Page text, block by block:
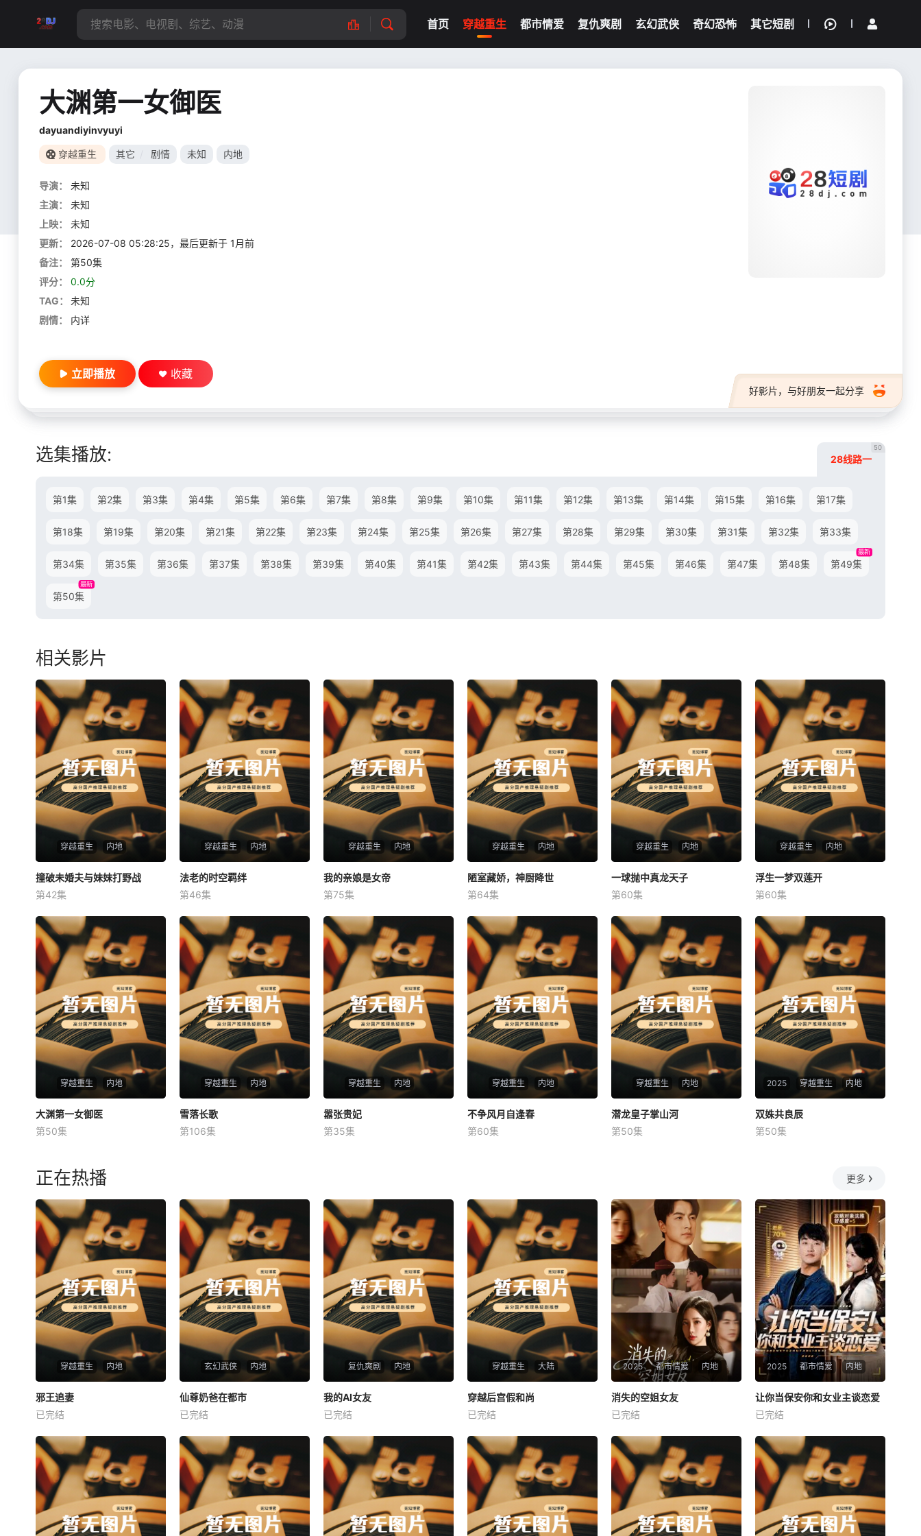
首页 穿越重生 都市情爱 复仇爽剧 玄幻武侠 奇幻恐怖 其它短剧
我的观影记录
大渊第一女御医
dayuandiyinvyuyi
穿越重生 其它 剧情 未知 内地
导演：
未知
主演：
未知
上映：
未知
更新：
2026-07-08 05:28:25，最后更新于 1月前
备注：
第50集
评分：
0.0分
TAG：
未知
剧情：
内详
好影片，与好朋友一起分享
立即播放 收藏
选集播放: 28线路一
50
第1集 第2集 第3集 第4集 第5集 第6集 第7集 第8集 第9集 第10集 第11集 第12集 第13集 第14集 第15集 第16集 第17集
第18集 第19集 第20集 第21集 第22集 第23集 第24集 第25集 第26集 第27集 第28集 第29集 第30集 第31集 第32集 第33集
第34集 第35集 第36集 第37集 第38集 第39集 第40集 第41集 第42集 第43集 第44集 第45集 第46集 第47集 第48集 第49集
最新
第50集
最新
相关影片
穿越重生 内地
未知
撞破未婚夫与妹妹打野战
第42集
穿越重生 内地
法老的时空羁绊
未知
法老的时空羁绊
第46集
穿越重生 内地
我的亲娘是女帝
未知
我的亲娘是女帝
第75集
穿越重生 内地
陋室藏娇，神厨降世
未知
陋室藏娇，神厨降世
第64集
穿越重生 内地
一球抛中真龙天子
未知
一球抛中真龙天子
第60集
穿越重生 内地
浮生一梦双莲开
未知
浮生一梦双莲开
第60集
穿越重生 内地
大渊第一女御医
未知
大渊第一女御医
第50集
穿越重生 内地
雪落长歌
未知
雪落长歌
第106集
穿越重生 内地
嚣张贵妃
未知
嚣张贵妃
第35集
穿越重生 内地
不争风月自逢春
未知
不争风月自逢春
第60集
穿越重生 内地
潜龙皇子掌山河
未知
潜龙皇子掌山河
第50集
2025 穿越重生 内地
双姝共良辰
未知
双姝共良辰
第50集
正在热播 更多
穿越重生 内地
邪王追妻
未知
邪王追妻
已完结
玄幻武侠 内地
仙尊奶爸在都市
未知
仙尊奶爸在都市
已完结
复仇爽剧 内地
我的AI女友
未知
我的AI女友
已完结
穿越重生 大陆
穿越后宫假和尚
未知
穿越后宫假和尚
已完结
2025 都市情爱 内地
消失的空姐女友
未知
消失的空姐女友
已完结
2025 都市情爱 内地
未知
让你当保安你和女业主谈恋爱
已完结